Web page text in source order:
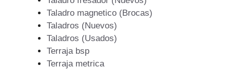
Taladro magnetico (Brocas)
Taladros (Nuevos)
Taladros (Usados)
Terraja bsp
Terraja metrica